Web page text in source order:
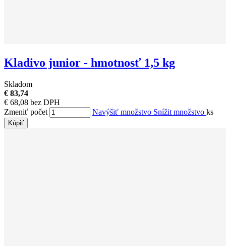
Kladivo junior - hmotnosť 1,5 kg
Skladom
€ 83,74
€ 68,08 bez DPH
Zmeniť počet
Navýšiť množstvo Snížit množstvo ks
Kúpiť